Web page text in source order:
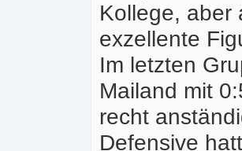
Kollege, aber
exzellente
Im letzten
Mailand mit
recht
Defensive